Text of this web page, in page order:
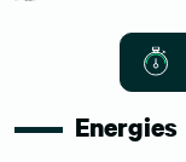
Energies